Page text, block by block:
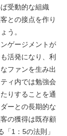
受動的な組織
との接点を作り
う。
ゲージメントが
活発になり、利
ファンを生み出
ィ内では勉強会
りすることを通
ーとの長期的な
の獲得は既存顧
1：5の法則」